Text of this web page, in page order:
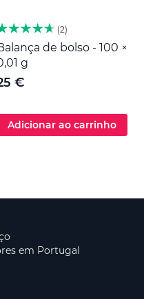
2
de bolso - 100 ×
g
€
Adicionar ao carrinho
em Portugal